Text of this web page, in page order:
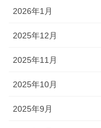
2026年1月
2025年12月
2025年11月
2025年10月
2025年9月